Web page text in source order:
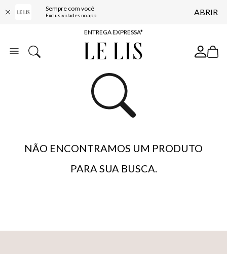
Sempre com você
Exclusividades no app ABRIR
COMPRE ONLINE E RETIRE EM LOJA*
ENTREGA EXPRESSA*
FRETE GRÁTIS*
10% OFF NA PRIMEIRA COMPRA*
NÃO ENCONTRAMOS UM PRODUTO
PARA SUA BUSCA.